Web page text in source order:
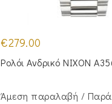
€279.00
Ρολόι Ανδρικό NIXON
Άμεση παραλαβή /